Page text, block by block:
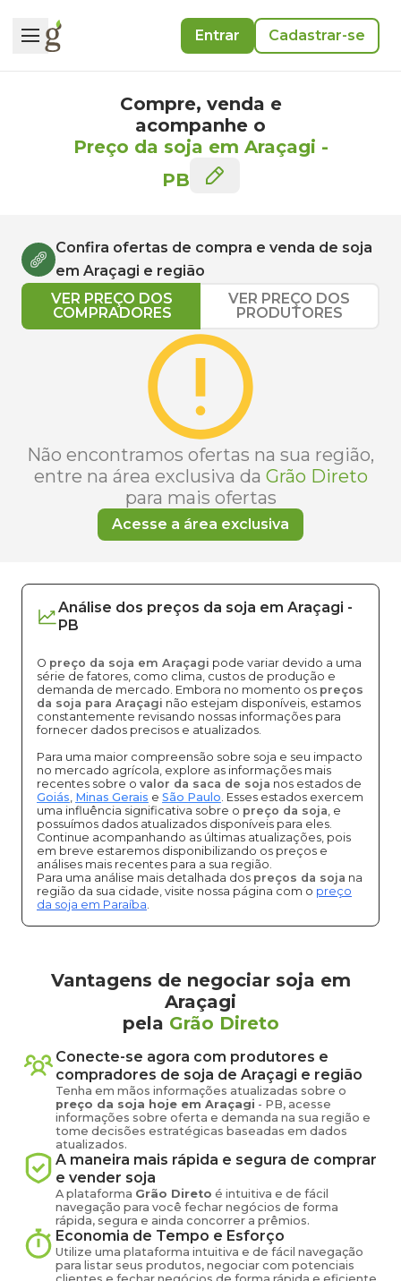
Entrar Cadastrar-se
Compre, venda e
acompanhe o
Preço da soja em Araçagi -
PB
Confira ofertas de compra e venda de soja
em Araçagi e região
VER PREÇO DOS
COMPRADORES
VER PREÇO DOS
PRODUTORES
Não encontramos ofertas na sua região,
entre na área exclusiva da Grão Direto
para mais ofertas
Acesse a área exclusiva
Análise dos preços da soja em Araçagi -
PB
O preço da soja em Araçagi pode variar devido a uma
série de fatores, como clima, custos de produção e
demanda de mercado. Embora no momento os preços
da soja para Araçagi não estejam disponíveis, estamos
constantemente revisando nossas informações para
fornecer dados precisos e atualizados.
Para uma maior compreensão sobre soja e seu impacto
no mercado agrícola, explore as informações mais
recentes sobre o valor da saca de soja nos estados de
Goiás, Minas Gerais e São Paulo. Esses estados exercem
uma influência significativa sobre o preço da soja, e
possuímos dados atualizados disponíveis para eles.
Continue acompanhando as últimas atualizações, pois
em breve estaremos disponibilizando os preços e
análises mais recentes para a sua região.
Para uma análise mais detalhada dos preços da soja na
região da sua cidade, visite nossa página com o preço
da soja em Paraíba.
Vantagens de negociar soja em
Araçagi
pela Grão Direto
Conecte-se agora com produtores e
compradores de soja de Araçagi e região
Tenha em mãos informações atualizadas sobre o
preço da soja hoje em Araçagi - PB, acesse
informações sobre oferta e demanda na sua região e
tome decisões estratégicas baseadas em dados
atualizados.
A maneira mais rápida e segura de comprar
e vender soja
A plataforma Grão Direto é intuitiva e de fácil
navegação para você fechar negócios de forma
rápida, segura e ainda concorrer a prêmios.
Economia de Tempo e Esforço
Utilize uma plataforma intuitiva e de fácil navegação
para listar seus produtos, negociar com potenciais